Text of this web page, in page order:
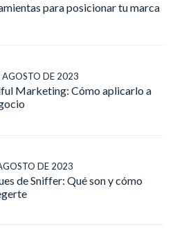
para posicionar tu marca
AGOSTO DE 2023
Marketing: Cómo aplicarlo a
DE 2023
de Sniffer: Qué son y cómo